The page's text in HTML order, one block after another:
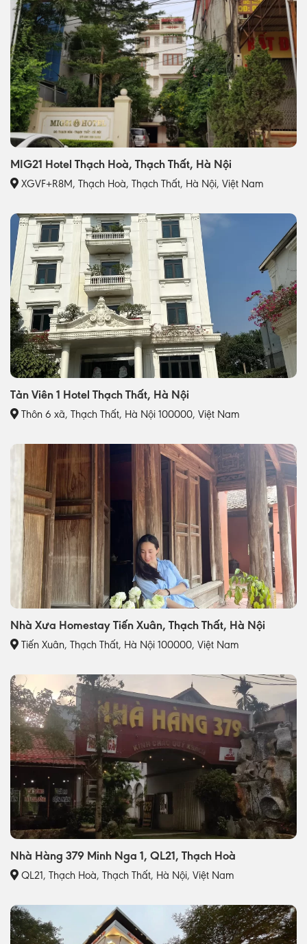
MIG21 Hotel Thạch Hoà, Thạch Thất, Hà Nội
XGVF+R8M, Thạch Hoà, Thạch Thất, Hà Nội, Việt Nam
Tản Viên 1 Hotel Thạch Thất, Hà Nội
Thôn 6 xã, Thạch Thất, Hà Nội 100000, Việt Nam
Nhà Xưa Homestay Tiến Xuân, Thạch Thất, Hà Nội
Tiến Xuân, Thạch Thất, Hà Nội 100000, Việt Nam
Nhà Hàng 379 Minh Nga 1, QL21, Thạch Hoà
QL21, Thạch Hoà, Thạch Thất, Hà Nội, Việt Nam